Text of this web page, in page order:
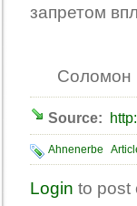
запретом
Source:
Ahnenerbe
Login to post